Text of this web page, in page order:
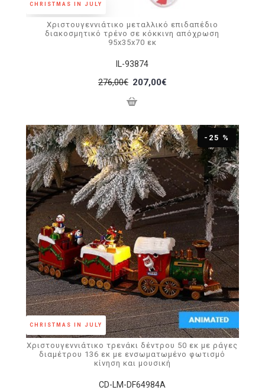
CHRISTMAS IN JULY
IL-93874
Χριστουγεννιάτικο μεταλλικό επιδαπέδιο
διακοσμητικό τρένο σε κόκκινη απόχρωση
95x35x70 εκ
276,00€ 207,00€
CHRISTMAS IN JULY
-25 %
CD-LM-DF64984A
Χριστουγεννιάτικο τρενάκι δέντρου 50 εκ με ράγες
διαμέτρου 136 εκ με ενσωματωμένο φωτισμό
κίνηση και μουσική